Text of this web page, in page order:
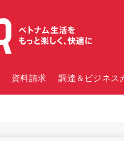
資料請求 調達＆ビジネス